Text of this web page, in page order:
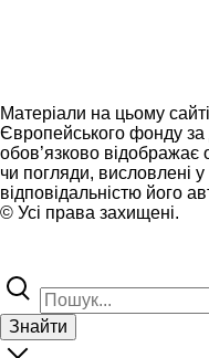
Матеріали на цьому
Європейського фонду за
обов’язково відображає
чи погляди, висловлені
відповідальністю його
© Усі права захищені.
Знайти